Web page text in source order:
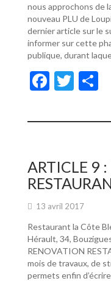
nous approchons de
nouveau PLU de
dernier article sur le
informer sur cette
publique, durant
F
e
o
o
k
T
itt
ARTICLE 9
13 avril 2017
Restaurant la Côte
Hérault, 34,
RENOVATION
mois de travaux, de
permets enfin